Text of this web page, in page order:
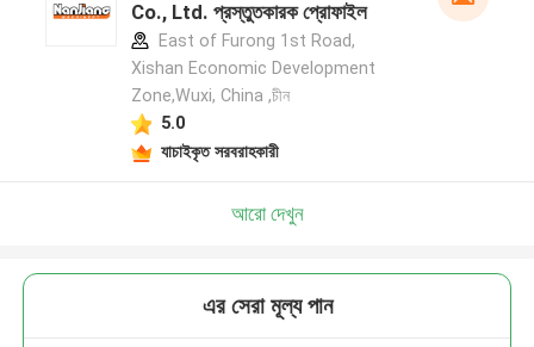
Co., Ltd. প্রস্তুতকারক প্রোফাইল
East of Furong 1st Road,
Xishan Economic Development
Zone,Wuxi, China ,চীন
5.0
যাচাইকৃত সরবরাহকারী
আরো দেখুন
এর সেরা মূল্য পান